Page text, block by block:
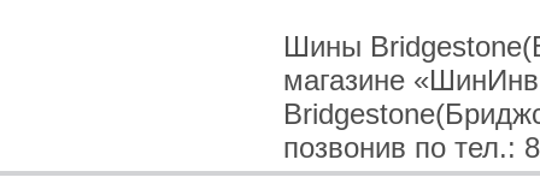
Шины
магазине
позвонив по тел.: